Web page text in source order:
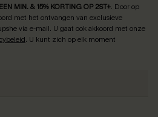
MIN. & 15% KORTING OP 2ST+. Door op
met het ontvangen van exclusieve
via e-mail. U gaat ook akkoord met onze
. U kunt zich op elk moment